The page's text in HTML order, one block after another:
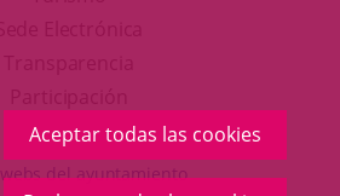
Aceptar todas las cookies
en
una
aplicación
externa.
del ayuntamiento